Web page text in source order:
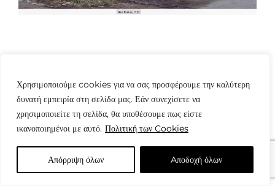
Χρησιμοποιούμε cookies για να σας προσφέρουμε την καλύτερη
δυνατή εμπειρία στη σελίδα μας. Εάν συνεχίσετε να
χρησιμοποιείτε τη σελίδα, θα υποθέσουμε πως είστε
ικανοποιημένοι με αυτό. Πολιτική των Cookies
Απόρριψη όλων Aποδοχή όλων
© Copyright: www.fotografes.gr - Δαμιανός Μωραΐτης